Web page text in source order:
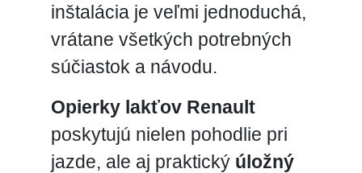
inštalácia je veľmi jednoduchá,
vrátane všetkých potrebných
súčiastok a návodu.
Opierky lakťov Renault
poskytujú nielen pohodlie pri
jazde, ale aj praktický úložný